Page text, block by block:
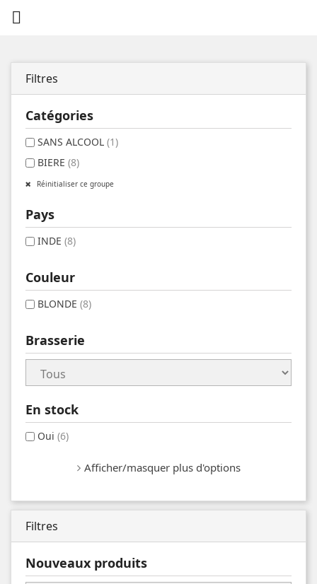

Filtres
Catégories
SANS ALCOOL (1)
BIERE (8)
Réinitialiser ce groupe
Pays
INDE (8)
Couleur
BLONDE (8)
Brasserie
En stock
Oui (6)
Afficher/masquer plus d'options
Filtres
Nouveaux produits